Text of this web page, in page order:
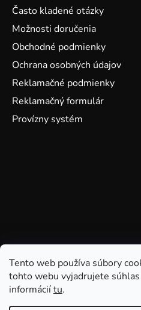
Tento web používa súbory
tohto webu vyjadrujete
informáciítu.
Často kladené otázky
Možnosti doručenia
Obchodné podmienky
Ochrana osobných údajov
Reklamačné podmienky
Reklamačný formulár
Provízny systém